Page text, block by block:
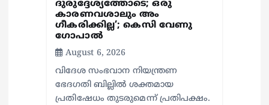
ദുരുദ്ദേശ്യത്തോടെ; ഒരു
കാരണവശാലും അം​
ഗീകരിക്കില്ല’; കെസി വേണു​
ഗോപാൽ
August 6, 2026
വിദേശ സംഭവാന നിയന്ത്രണ
ഭേദഗതി ബില്ലിൽ ശക്തമായ
പ്രതിഷേധം തുടരുമെന്ന് പ്രതിപക്ഷം.